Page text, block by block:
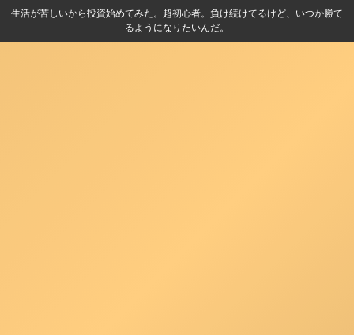
生活が苦しいから投資始めてみた。超初心者。負け続けてるけど、いつか勝て
るようになりたいんだ。